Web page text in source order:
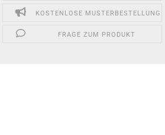
KOSTENLOSE MUSTERBESTELLUNG
FRAGE ZUM PRODUKT